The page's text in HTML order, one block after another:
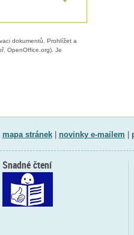
dokumentů. Prohlížet a
OpenOffice.org). Je
mapa stránek| novinky e-mailem
Snadné čtení